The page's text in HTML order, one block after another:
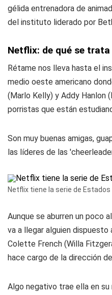
gélida entrenadora de
del instituto liderado por
Netflix: de qué se
Rétame nos lleva hasta el
medio oeste americano
(Marlo Kelly) y Addy Hanlon
porristas que están
Son muy buenas amigas,
las líderes de las
Netflix tiene la serie de
Aunque se aburren un poco
va a llegar alguien
Colette French (Willa
hace cargo de la dirección
Algo negativo trae ella en su